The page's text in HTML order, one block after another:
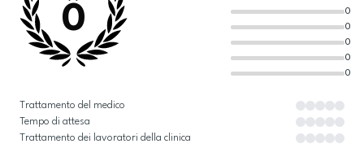
0
0
0
0
0
0
Trattamento del medico
Tempo di attesa
Trattamento dei lavoratori della clinica